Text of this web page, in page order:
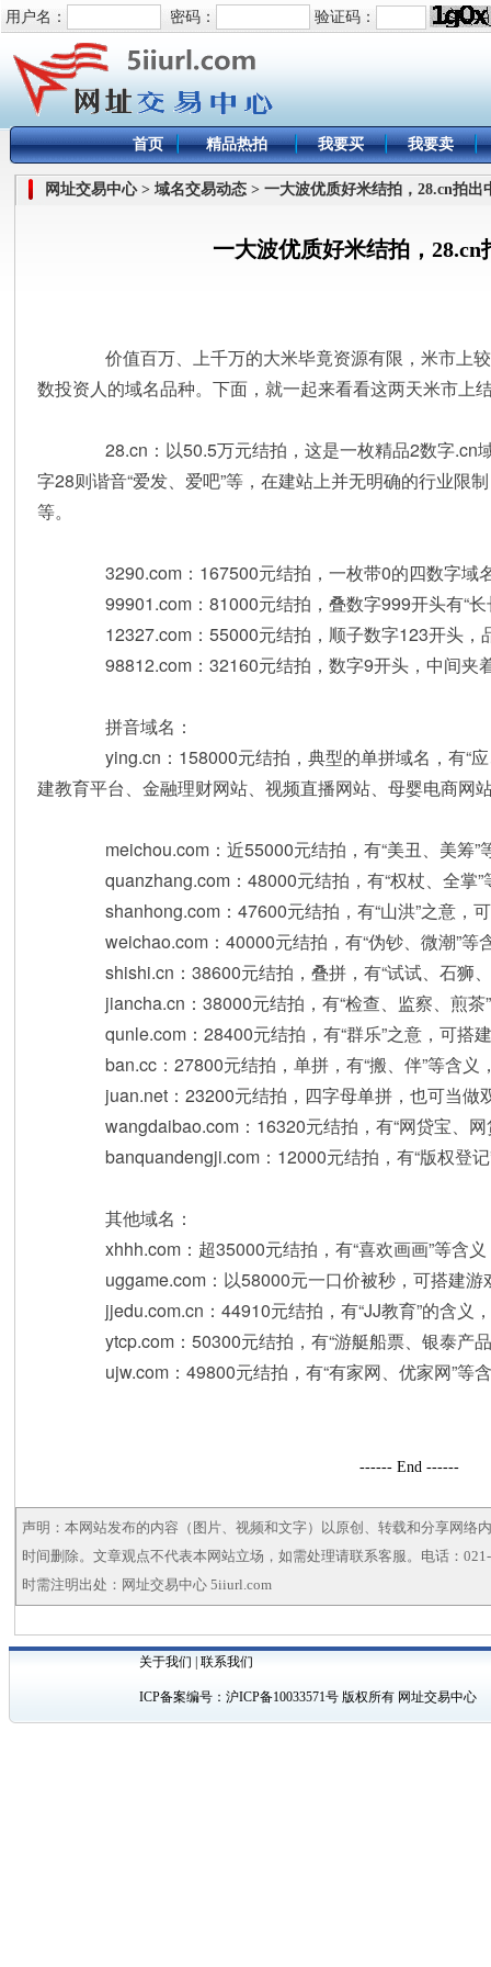
用户名： 密码： 验证码：
首页 精品热拍 我要买 我要卖
网址交易中心 > 域名交易动态 > 一大波优质好米结拍，28.cn拍出
一大波优质好米结拍，28.cn
价值百万、上千万的大米毕竟资源有限，米市上
数投资人的域名品种。下面，就一起来看看这两天米市上
28.cn：以50.5万元结拍，这是一枚精品2数字.cn
字28则谐音“爱发、爱吧”等，在建站上并无明确的行业限
等。
3290.com：167500元结拍，一枚带0的四数字域
99901.com：81000元结拍，叠数字999开头有“长
12327.com：55000元结拍，顺子数字123开头，
98812.com：32160元结拍，数字9开头，中间夹
拼音域名：
ying.cn：158000元结拍，典型的单拼域名，有“应
建教育平台、金融理财网站、视频直播网站、母婴电商网
meichou.com：近55000元结拍，有“美丑、美筹”
quanzhang.com：48000元结拍，有“权杖、全掌”
shanhong.com：47600元结拍，有“山洪”之意，
weichao.com：40000元结拍，有“伪钞、微潮”等
shishi.cn：38600元结拍，叠拼，有“试试、石狮
jiancha.cn：38000元结拍，有“检查、监察、煎茶
qunle.com：28400元结拍，有“群乐”之意，可搭
ban.cc：27800元结拍，单拼，有“搬、伴”等含义
juan.net：23200元结拍，四字母单拼，也可当做
wangdaibao.com：16320元结拍，有“网贷宝、网
banquandengji.com：12000元结拍，有“版权登记
其他域名：
xhhh.com：超35000元结拍，有“喜欢画画”等含
uggame.com：以58000元一口价被秒，可搭建游
jjedu.com.cn：44910元结拍，有“JJ教育”的含义
ytcp.com：50300元结拍，有“游艇船票、银泰产
ujw.com：49800元结拍，有“有家网、优家网”等
------ End ------
声明：本网站发布的内容（图片、视频和文字）以原创、转载和分享网络
时间删除。文章观点不代表本网站立场，如需处理请联系客服。电话：
时需注明出处：网址交易中心 5iiurl.com
关于我们 |联系我们
ICP备案编号：沪ICP备10033571号 版权所有 网址交易中心